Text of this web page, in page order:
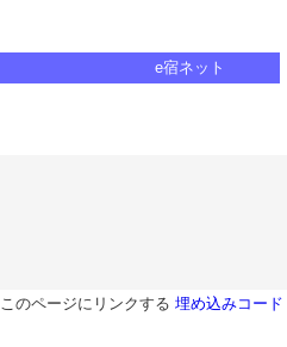
e宿ネット
このページにリンクする 埋め込みコード